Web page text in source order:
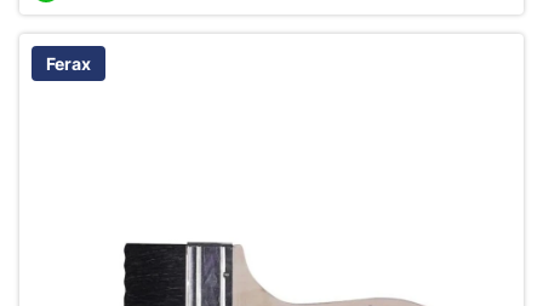
Ferax